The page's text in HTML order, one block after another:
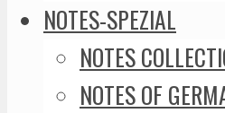
NOTES-SPEZIAL
NOTES
NOTES OF